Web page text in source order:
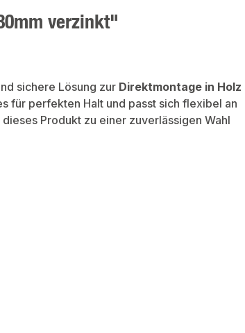
verzinkt"
sichere Lösung zur Direktmontage in Holz
für perfekten Halt und passt sich flexibel an
Produkt zu einer zuverlässigen Wahl